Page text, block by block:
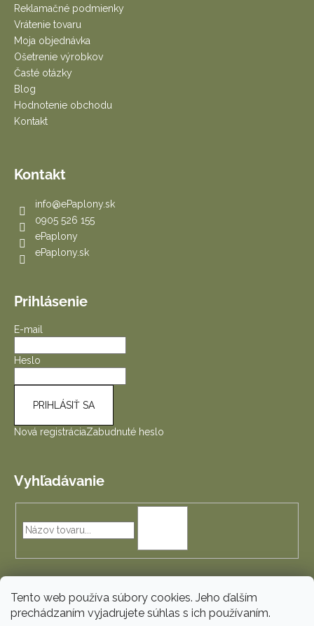
Tento web používa súbory cookies. Jeho ďalším
prechádzaním vyjadrujete súhlas s ich používaním.
Reklamačné podmienky
Vrátenie tovaru
Moja objednávka
Ošetrenie výrobkov
Časté otázky
Blog
Hodnotenie obchodu
Kontakt
Kontakt
info@ePaplony.sk
0905 526 155
ePaplony
ePaplony.sk
Prihlásenie
E-mail
Heslo
PRIHLÁSIŤ SA
Nová registráciaZabudnuté heslo
Vyhľadávanie